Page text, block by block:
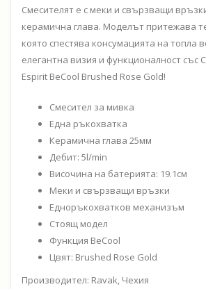
Смесителят е с меки и свързващи
керамична глава. Моделът притежава
която спестява консумацията на топла
елегантна визия и функционалност със
Espirit BeCool Brushed Rose Gold!
Смесител за мивка
Една ръкохватка
Керамична глава 25мм
Дебит: 5l/min
Височина на батерията: 19.1см
Меки и свързващи връзки
Едноръкохватков механизъм
Стоящ модел
Функция BeCool
Цвят: Brushed Rose Gold
Производител: Ravak, Чехия